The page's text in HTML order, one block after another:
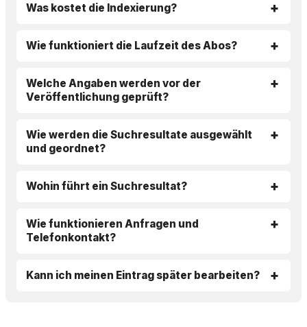
Was kostet die Indexierung?
Wie funktioniert die Laufzeit des Abos?
Welche Angaben werden vor der
Veröffentlichung geprüft?
Wie werden die Suchresultate ausgewählt
und geordnet?
Wohin führt ein Suchresultat?
Wie funktionieren Anfragen und
Telefonkontakt?
Kann ich meinen Eintrag später bearbeiten?